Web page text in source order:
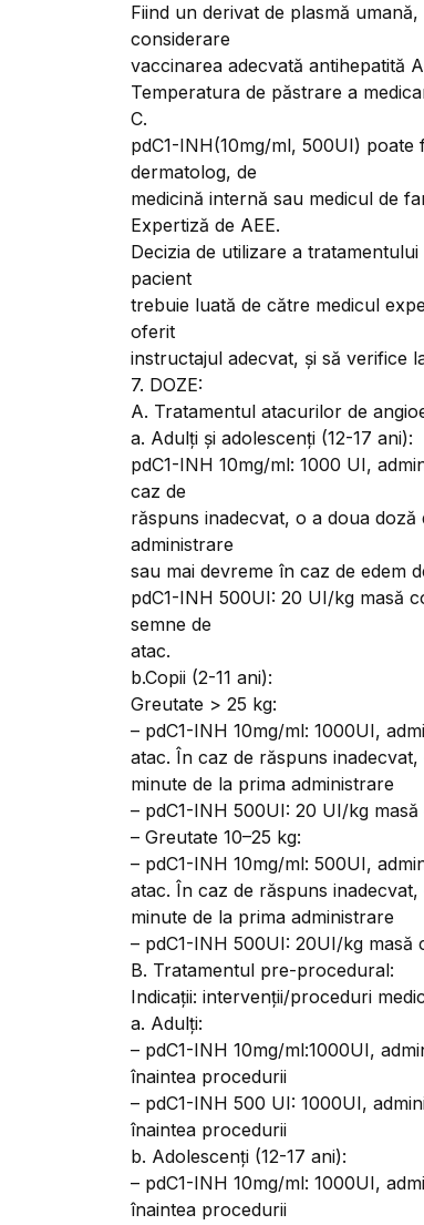
Fiind un derivat de plasmă
considerare
vaccinarea adecvată antihepatită
Temperatura de păstrare a
C.
pdC1-INH(10mg/ml, 500UI) poate
dermatolog, de
medicină internă sau medicul de
Expertiză de AEE.
Decizia de utilizare a
pacient
trebuie luată de către medicul
oferit
instructajul adecvat, și să verifice
7. DOZE:
A. Tratamentul atacurilor de
a. Adulți și adolescenți (12-17 ani):
pdC1-INH 10mg/ml: 1000 UI,
caz de
răspuns inadecvat, o a doua
administrare
sau mai devreme în caz de edem
pdC1-INH 500UI: 20 UI/kg masă
semne de
atac.
b.Copii (2-11 ani):
Greutate > 25 kg:
– pdC1-INH 10mg/ml: 1000UI,
atac. În caz de răspuns
minute de la prima administrare
– pdC1-INH 500UI: 20 UI/kg
– Greutate 10–25 kg:
– pdC1-INH 10mg/ml: 500UI,
atac. În caz de răspuns
minute de la prima administrare
– pdC1-INH 500UI: 20UI/kg
B. Tratamentul pre-procedural:
Indicații: intervenții/proceduri
a. Adulți:
– pdC1-INH 10mg/ml:1000UI,
înaintea procedurii
– pdC1-INH 500 UI: 1000UI,
înaintea procedurii
b. Adolescenți (12-17 ani):
– pdC1-INH 10mg/ml: 1000UI,
înaintea procedurii